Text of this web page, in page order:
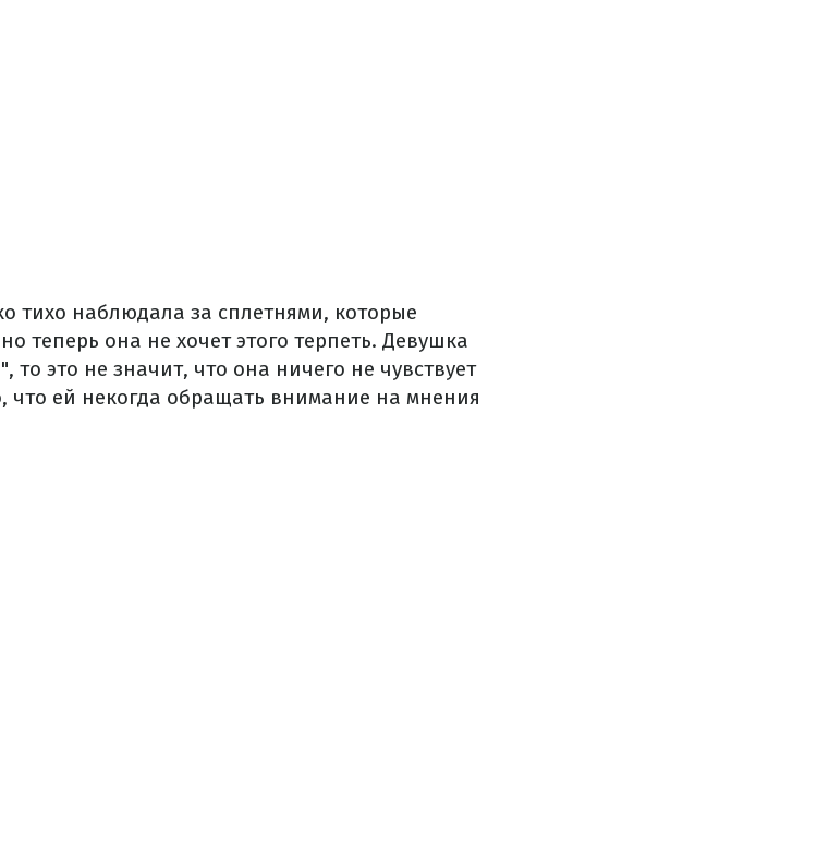
тихо наблюдала за сплетнями, которые
теперь она не хочет этого терпеть. Девушка
это не значит, что она ничего не чувствует
что ей некогда обращать внимание на мнения